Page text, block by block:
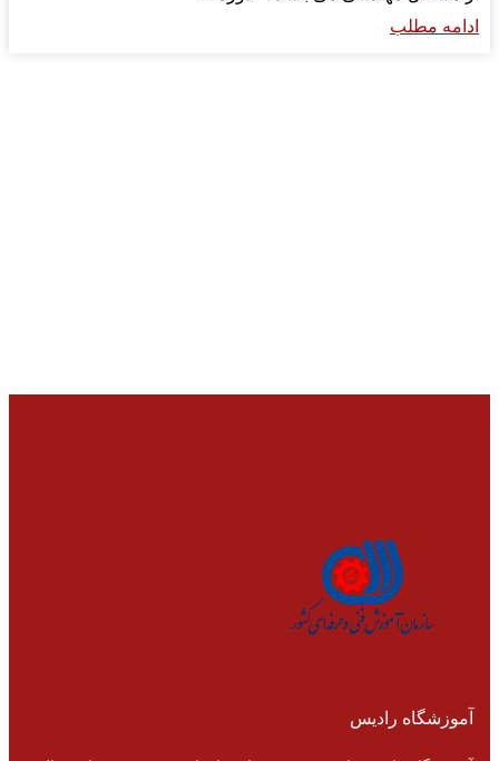
ادامه مطلب
آموزشگاه رادیس